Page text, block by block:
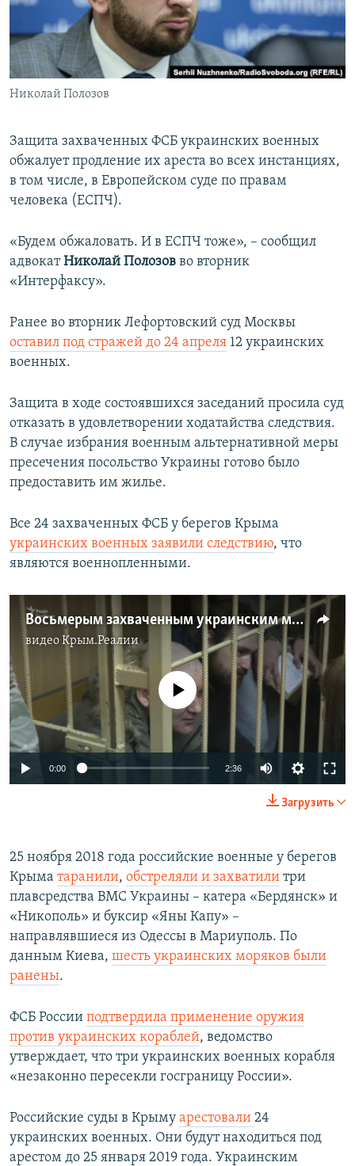
ПОБЕДИТЕЛЕЙ НЕ СУДЯТ?
КРЫМ.НЕПОКОРЕННЫЙ
ELIFBE
УКРАИНСКАЯ ПРОБЛЕМА КРЫМА
ПРИСОЕДИНЯЙТЕСЬ!
Николай Полозов
Защита захваченных ФСБ украинских военных
обжалует продление их ареста во всех инстанциях,
в том числе, в Европейском суде по правам
человека (ЕСПЧ).
«Будем обжаловать. И в ЕСПЧ тоже», – сообщил
адвокатНиколай Полозов во вторник
«Интерфаксу».
Ранее во вторник Лефортовский суд Москвы
оставил под стражей до 24 апреля 12 украинских
военных.
Защита в ходе состоявшихся заседаний просила суд
отказать в удовлетворении ходатайства следствия.
В случае избрания военным альтернативной меры
пресечения посольство Украины готово было
предоставить им жилье.
Все 24 захваченных ФСБ у берегов Крыма
украинских военных заявили следствию, что
являются военнопленными. ​
Восьмерым захваченным украинским морякам продлили арест (видео)
видеоКрым.Реалии
No media source currently available
0:00 2:36
Загрузить
25 ноября 2018 года российские военные у берегов
Крыма таранили, обстреляли и захватили три
плавсредства ВМС Украины – катера «Бердянск» и
«Никополь» и буксир «Яны Капу» –
направлявшиеся из Одессы в Мариуполь. По
данным Киева, шесть украинских моряков были
ранены.
ФСБ России подтвердила применение оружия
против украинских кораблей, ведомство
утверждает, что три украинских военных корабля
«незаконно пересекли госграницу России».
Российские суды в Крыму арестовали 24
украинских военных. Они будут находиться под
арестом до 25 января 2019 года. Украинским